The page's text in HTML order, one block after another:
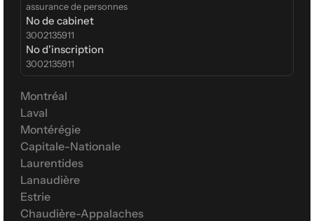
assurance de personnes
No de cabinet
3002135911
No d'inscription
3002135911
Montréal
Laval
Montérégie
Capitale-Nationale
Laurentides
Lanaudière
Estrie
Chaudière-Appalaches